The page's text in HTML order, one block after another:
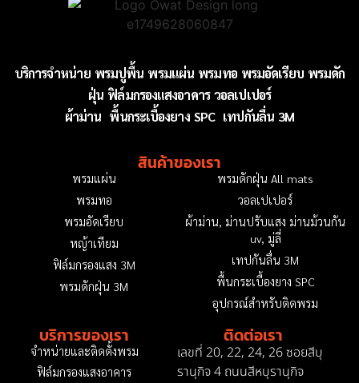
บริการจำหน่าย พรมปูพื้น พรมแผ่น พรมทอ พรมอัดเรียบ พรมดัก
ฝุ่น ฟิล์มกรองแสงอาคาร วอลเปเปอร์
ผ้าม่าน พื้นกระเบื้องยาง SPC เทปกันลื่น 3M
สินค้าของเรา
พรมแผ่น
พรมทอ
พรมอัดเรียบ
หญ้าเทียม
ฟิล์มกรองแสง 3M
พรมดักฝุ่น 3M
พรมดักฝุ่น All mats
วอลเปเปอร์
ผ้าม่าน, ม่านปรับแสง ม่านม้วนกัน
uv, มู่ลี่
เทปกันลื่น 3M
พื้นกระเบื้องยาง SPC
อุปกรณ์สำหรับติดพรม
บริการของเรา
จำหน่ายและติดตั้งพรม
ฟิล์มกรองแสงอาคาร
ติดต่อเรา
เลขที่ 20, 22, 24, 26 ซอยสีบุ
รานุกิจ 4 ถนนสีหบุรานุกิจ